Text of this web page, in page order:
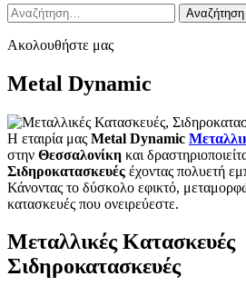
Αναζήτηση
για:
Ακολουθήστε μας
Metal Dynamic
Η εταιρία μας Metal Dynamic
στην Θεσσαλονίκη και
Σιδηροκατασκευές έχοντας πολυετή
Κάνοντας το δύσκολο εφικτό,
κατασκευές που ονειρεύεστε.
Μεταλλικές Κατασκευές
Σιδηροκατασκευές